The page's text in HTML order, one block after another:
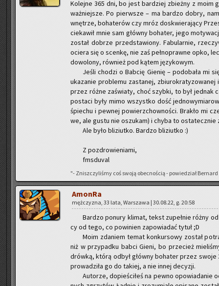
Ko­lej­ne 365 dni, bo jest bar­dziej zbież­ny z moim
waż­niej­sze. Po pierw­sze – ma bar­dzo dobry,
wnę­trze, bo­ha­te­rów czy mróz do­skwie­ra­ją­cy
cie­ka­wił mnie sam głów­ny bo­ha­ter, jego
zo­stał do­brze przed­sta­wio­ny. Fa­bu­lar­nie,
ocie­ra się o scen­kę, nie zaś peł­no­praw­ne opko,
do­wo­lo­ny, rów­nież pod kątem ję­zy­ko­wym.
Jeśli cho­dzi o Bab­cię Gie­nię – po­do­ba­ła mi
uka­za­nie pro­ble­mu za­sta­nej,
przez różne za­świa­ty, choć szyb­ki, to był jed­nak
po­sta­ci były mimo wszyst­ko dość
śpie­chu i pew­nej po­wierz­chow­no­ści. Bra­kło mi
we, ale gustu nie oszu­kam) i chyba to osta­tecz­nie
Ale było bli­ziut­ko. Bar­dzo bli­ziut­ko :)
Z po­zdro­wie­nia­mi,
fms­du­val
"- Znisz­czy­li­śmy coś swoją obec­no­ścią - po­wie­dział Ber­nard
Amon­Ra
męż­czy­zna, 33 lata, War­sza­wa | 30.08.22, g. 20:58
Bar­dzo po­nu­ry kli­mat, tekst zu­peł­nie różny
cy od tego, co po­wi­nien za­po­wia­dać tytuł ;D
Moim zda­niem temat kon­kur­so­wy zo­stał
niż w przy­pad­ku babci Gieni, bo prze­cież
drów­ką, którą odbył głów­ny bo­ha­ter przez
pro­wa­dzi­ła go do ta­kiej, a nie innej de­cy­zji.
Au­to­rze, do­pie­ści­łeś na pewno